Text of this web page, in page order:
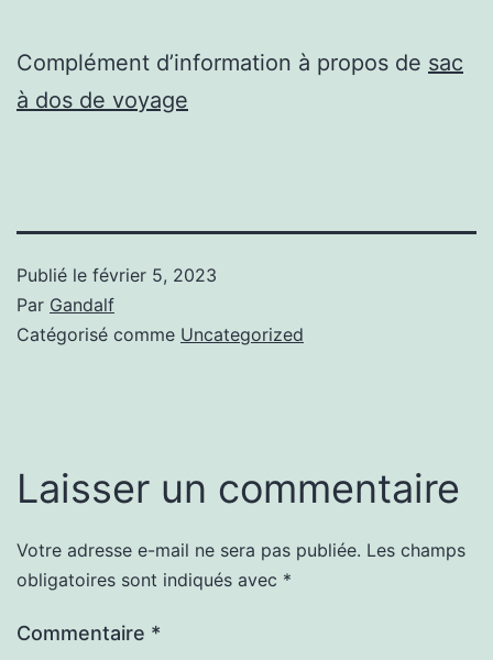
Complément d’information à propos de sac
à dos de voyage
Publié le février 5, 2023
Par Gandalf
Catégorisé comme Uncategorized
Laisser un commentaire
Votre adresse e-mail ne sera pas publiée. Les champs
obligatoires sont indiqués avec *
Commentaire *